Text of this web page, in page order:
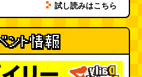
試し読みはこちら